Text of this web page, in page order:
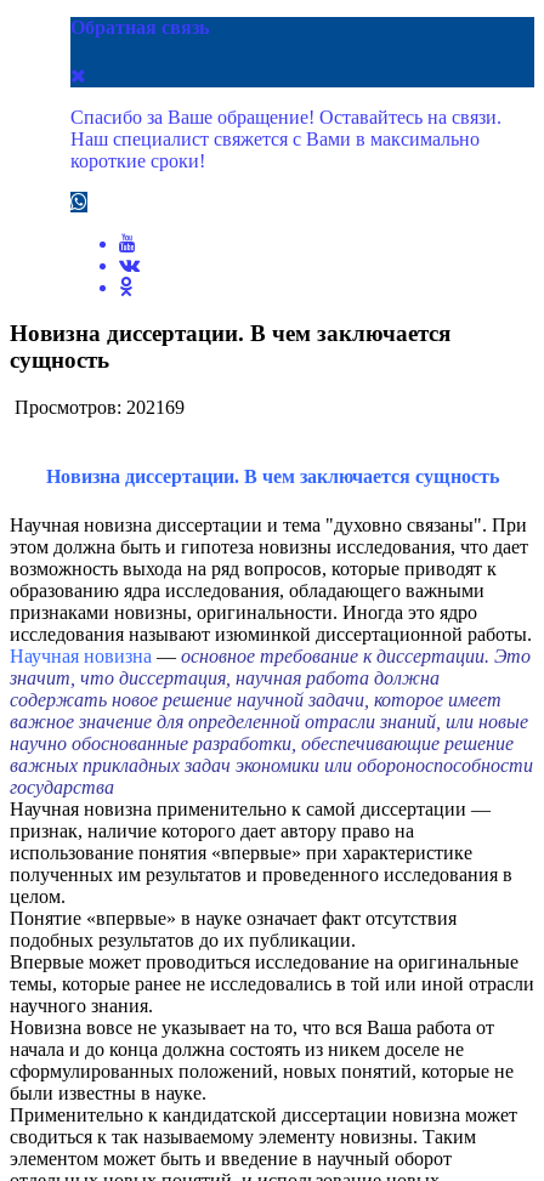
Обратная связь
Спасибо за Ваше обращение! Оставайтесь на связи.
Наш специалист свяжется с Вами в максимально
короткие сроки!
Новизна диссертации. В чем заключается
сущность
Просмотров: 202169
Новизна диссертации. В чем заключается сущность
Научная новизна диссертации и тема "духовно связаны". При
этом должна быть и гипотеза новизны исследования, что дает
возможность выхода на ряд вопросов, которые приводят к
образованию ядра исследования, обладающего важными
признаками новизны, оригинальности. Иногда это ядро
исследования называют изюминкой диссертационной работы.
Научная новизна — основное требование к диссертации. Это
значит, что диссертация, научная работа должна
содержать новое решение научной задачи, которое имеет
важное значение для определенной отрасли знаний, или новые
научно обоснованные разработки, обеспечивающие решение
важных прикладных задач экономики или обороноспособности
государства
Научная новизна применительно к самой диссертации —
признак, наличие которого дает автору право на
использование понятия «впервые» при характеристике
полученных им результатов и проведенного исследования в
целом.
Понятие «впервые» в науке означает факт отсутствия
подобных результатов до их публикации.
Впервые может проводиться исследование на оригинальные
темы, которые ранее не исследовались в той или иной отрасли
научного знания.
Новизна вовсе не указывает на то, что вся Ваша работа от
начала и до конца должна состоять из никем доселе не
сформулированных положений, новых понятий, которые не
были известны в науке.
Применительно к кандидатской диссертации новизна может
сводиться к так называемому элементу новизны. Таким
элементом может быть и введение в научный оборот